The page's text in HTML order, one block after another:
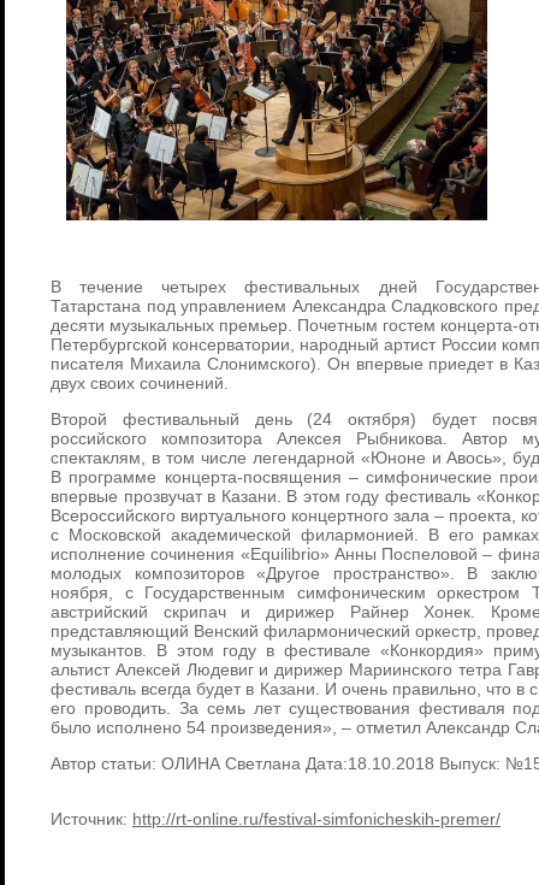
В течение четырех фестивальных дней
Татарстана под управлением Александра Сладковского
десяти музыкальных премьер. Почетным гостем концерта-
Петербургской консерватории, народный артист России
писателя Михаила Слонимского). Он впервые приедет в
двух своих сочинений.
Второй фестивальный день (24 октября) будет
российского композитора Алексея Рыбникова.
спектаклям, в том числе легендарной «Юноне и Авось»,
В программе концерта-посвящения – симфонические
впервые прозвучат в Казани. В этом году фестиваль
Всероссийского виртуального концертного зала – проекта,
с Московской академической филармонией. В его
исполнение сочинения «Equilibrio» Анны Поспеловой –
молодых композиторов «Другое пространство». В
ноября, с Государственным симфоническим оркестром
австрийский скрипач и дирижер Райнер Хонек.
представляющий Венский филармонический оркестр,
музыкантов. В этом году в фестивале «Конкордия»
альтист Алексей Людевиг и дирижер Мариинского тетра
фестиваль всегда будет в Казани. И очень правильно, что
его проводить. За семь лет существования фестиваля
было исполнено 54 произведения», – отметил Александр
Автор статьи: ОЛИНА Светлана Дата:18.10.2018 Выпуск:
Источник: http://rt-online.ru/festival-simfonicheskih-premer/